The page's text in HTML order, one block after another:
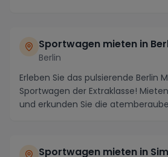
Sportwagen mieten in
Berlin
Erleben Sie das pulsierende Berlin
Sportwagen der Extraklasse!
und erkunden Sie die
Sportwagen mieten in